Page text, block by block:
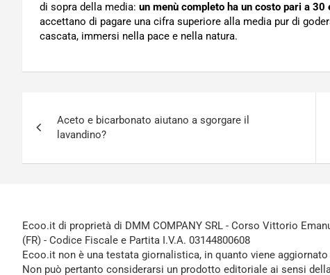
di sopra della media: un menù completo ha un costo pari a 30
accettano di pagare una cifra superiore alla media pur di
cascata, immersi nella pace e nella natura.
articoli
Aceto e bicarbonato aiutano a sgorgare il
lavandino?
Ecoo.it di proprietà di DMM COMPANY SRL - Corso Vittorio
(FR) - Codice Fiscale e Partita I.V.A. 03144800608
Ecoo.it non è una testata giornalistica, in quanto viene
Non può pertanto considerarsi un prodotto editoriale ai sensi